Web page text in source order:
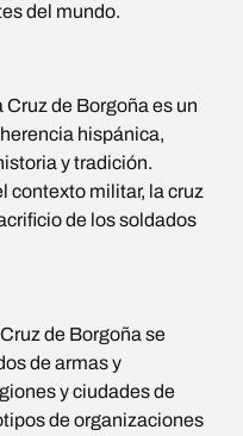
del mundo.
Cruz de Borgoña es un
hispánica,
y tradición.
contexto militar, la cruz
de los soldados
de Borgoña se
de armas y
y ciudades de
de organizaciones